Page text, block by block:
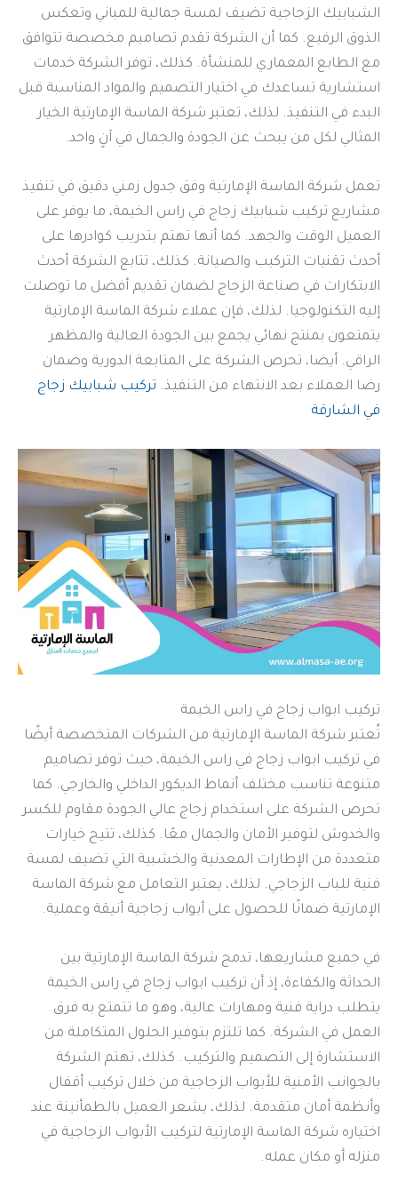
الشبابيك الزجاجية تضيف لمسة جمالية للمباني وتعكس
الذوق الرفيع. كما أن الشركة تقدم تصاميم مخصصة تتوافق
مع الطابع المعماري للمنشأة. كذلك، توفر الشركة خدمات
استشارية تساعدك في اختيار التصميم والمواد المناسبة قبل
البدء في التنفيذ. لذلك، تعتبر شركة الماسة الإمارتية الخيار
المثالي لكل من يبحث عن الجودة والجمال في آنٍ واحد.
تعمل شركة الماسة الإمارتية وفق جدول زمني دقيق في تنفيذ
مشاريع تركيب شبابيك زجاج في راس الخيمة، ما يوفر على
العميل الوقت والجهد. كما أنها تهتم بتدريب كوادرها على
أحدث تقنيات التركيب والصيانة. كذلك، تتابع الشركة أحدث
الابتكارات في صناعة الزجاج لضمان تقديم أفضل ما توصلت
إليه التكنولوجيا. لذلك، فإن عملاء شركة الماسة الإمارتية
يتمتعون بمنتج نهائي يجمع بين الجودة العالية والمظهر
الراقي. أيضا، تحرص الشركة على المتابعة الدورية وضمان
رضا العملاء بعد الانتهاء من التنفيذ. تركيب شبابيك زجاج
في الشارقة
تركيب ابواب زجاج في راس الخيمة
تُعتبر شركة الماسة الإمارتية من الشركات المتخصصة أيضًا
في تركيب ابواب زجاج في راس الخيمة، حيث توفر تصاميم
متنوعة تناسب مختلف أنماط الديكور الداخلي والخارجي. كما
تحرص الشركة على استخدام زجاج عالي الجودة مقاوم للكسر
والخدوش لتوفير الأمان والجمال معًا. كذلك، تتيح خيارات
متعددة من الإطارات المعدنية والخشبية التي تضيف لمسة
فنية للباب الزجاجي. لذلك، يعتبر التعامل مع شركة الماسة
الإمارتية ضمانًا للحصول على أبواب زجاجية أنيقة وعملية.
في جميع مشاريعها، تدمج شركة الماسة الإمارتية بين
الحداثة والكفاءة، إذ أن تركيب ابواب زجاج في راس الخيمة
يتطلب دراية فنية ومهارات عالية، وهو ما تتمتع به فرق
العمل في الشركة. كما تلتزم بتوفير الحلول المتكاملة من
الاستشارة إلى التصميم والتركيب. كذلك، تهتم الشركة
بالجوانب الأمنية للأبواب الزجاجية من خلال تركيب أقفال
وأنظمة أمان متقدمة. لذلك، يشعر العميل بالطمأنينة عند
اختياره شركة الماسة الإمارتية لتركيب الأبواب الزجاجية في
منزله أو مكان عمله.